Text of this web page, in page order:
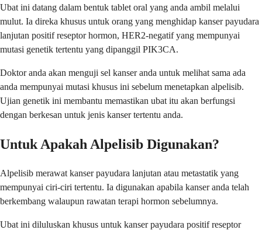
Ubat ini datang dalam bentuk tablet oral yang anda ambil melalui
mulut. Ia direka khusus untuk orang yang menghidap kanser payudara
lanjutan positif reseptor hormon, HER2-negatif yang mempunyai
mutasi genetik tertentu yang dipanggil PIK3CA.
Doktor anda akan menguji sel kanser anda untuk melihat sama ada
anda mempunyai mutasi khusus ini sebelum menetapkan alpelisib.
Ujian genetik ini membantu memastikan ubat itu akan berfungsi
dengan berkesan untuk jenis kanser tertentu anda.
Untuk Apakah Alpelisib Digunakan?
Alpelisib merawat kanser payudara lanjutan atau metastatik yang
mempunyai ciri-ciri tertentu. Ia digunakan apabila kanser anda telah
berkembang walaupun rawatan terapi hormon sebelumnya.
Ubat ini diluluskan khusus untuk kanser payudara positif reseptor